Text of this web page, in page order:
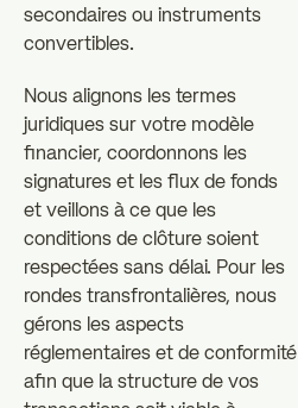
secondaires ou instruments
convertibles.
Nous alignons les termes
juridiques sur votre modèle
financier, coordonnons les
signatures et les flux de fonds
et veillons à ce que les
conditions de clôture soient
respectées sans délai. Pour les
rondes transfrontalières, nous
gérons les aspects
réglementaires et de conformité
afin que la structure de vos